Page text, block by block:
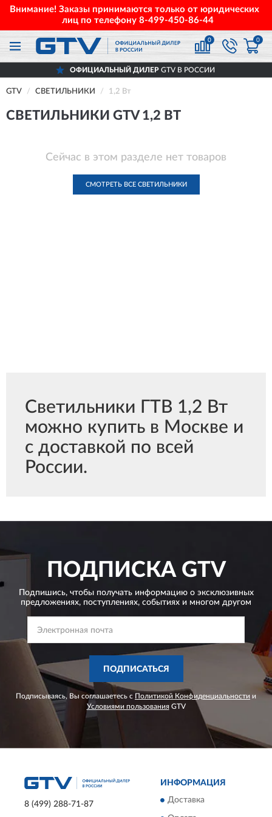
Внимание! Заказы принимаются только от юридических
лиц по телефону 8-499-450-86-44
0 0
ОФИЦИАЛЬНЫЙ ДИЛЕР GTV В РОССИИ
GTV СВЕТИЛЬНИКИ 1,2 Вт
СВЕТИЛЬНИКИ GTV 1,2 ВТ
Сейчас в этом разделе нет товаров
СМОТРЕТЬ ВСЕ СВЕТИЛЬНИКИ
Светильники ГТВ 1,2 Вт
можно купить в Москве и
с доставкой по всей
России.
ПОДПИСКАGTV
Подпишись, чтобы получать информацию о эксклюзивных
предложениях, поступлениях, событиях и многом другом
ПОДПИСАТЬСЯ
Подписываясь, Вы соглашаетесь с Политикой Конфиденциальности и
Условиями пользованияGTV
8 (499) 288-71-87
ИНФОРМАЦИЯ
Доставка